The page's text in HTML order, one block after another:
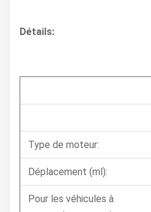
Détails:
Type de moteur:
Déplacement (ml):
Pour les véhicules à